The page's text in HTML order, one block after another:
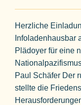
Herzliche
Infoladenhausbar
Plädoyer für eine
Paul Schäfer Der
stellte die